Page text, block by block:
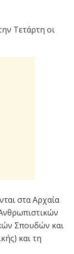
Τετάρτη οι
στα Αρχαία
Σπουδών και
και τη